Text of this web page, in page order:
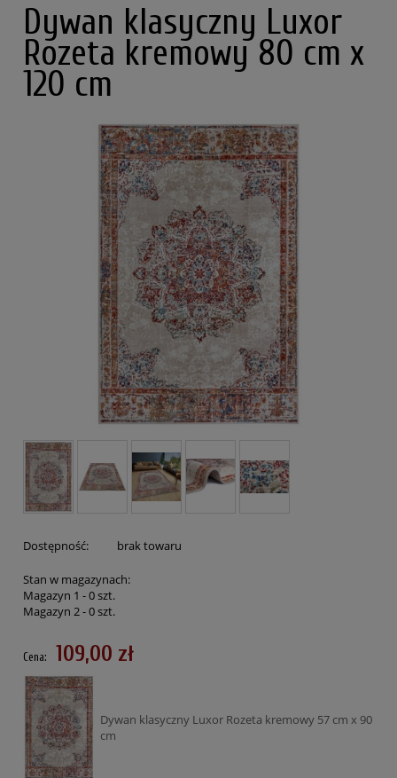
Dywan klasyczny Luxor
Rozeta kremowy 80 cm x
120 cm
Dostępność: brak towaru
Stan w magazynach:
Magazyn 1 -0szt.
Magazyn 2 -0szt.
Cena: 109,00 zł
Dywan klasyczny Luxor Rozeta kremowy 57 cm x 90
cm